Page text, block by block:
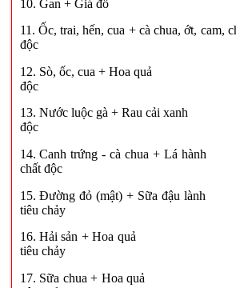
10. Gan + Giá đỗ :
11. Ốc, trai, hến, cua + cà chua, ớt, cam,
độc
12. Sò, ốc, cua + Hoa quả :
độc
13. Nước luộc gà + Rau cải
độc
14. Canh trứng - cà chua + Lá
chất độc
15. Đường đỏ (mật) + Sữa đậu
tiêu chảy
16. Hải sản + Hoa quả
tiêu chảy
17. Sữa chua + Hoa